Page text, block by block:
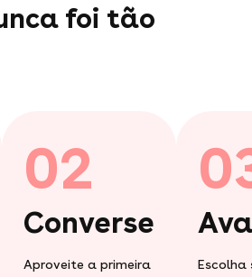
foi tão
02
Converse
Aproveite a primeira
Escolha